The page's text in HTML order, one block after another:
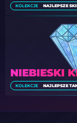
KOLEKCJE NAJLEPSZE
NIEBIESKI
KOLEKCJE NAJLEPSZE